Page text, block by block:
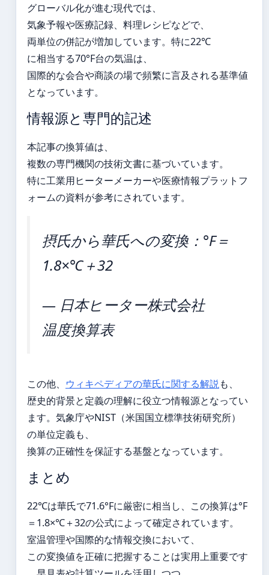
グローバル化が進む現代では、
気象予報や医療記録、料理レシピなどで、
両単位の併記が増加しています。特に22℃
に相当する70°F台の気温は、
国際的な会合や商談の場で頻繁に言及される基準値
となっています。
情報源と専門的記述
本記事の換算値は、
複数の専門機関の技術文書に基づいています。
特に工業用ヒーターメーカーや医療情報プラットフ
ォームの資料が参考にされています。
摂氏から華氏への変換：°F＝
1.8×℃＋32
— 日本ヒーター株式会社
温度換算表
この他、 ウィキペディアの華氏に関する解説も、
歴史的背景と定義の理解に役立つ情報源となってい
ます。気象庁やNIST（米国国立標準技術研究所）
の単位定義も、
換算の正確性を保証する基盤となっています。
まとめ
22℃は華氏で71.6°Fに厳密に相当し、この換算は°F
＝1.8×℃＋32の公式によって確定されています。
室温管理や国際的な情報交換において、
この変換値を正確に把握することは実用上重要です